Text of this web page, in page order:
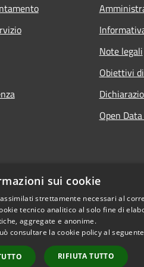
Note legali
Obiettivi
Open Data
sui cookie
strettamente necessari al
tecnico analitico al solo fine di
aggregate e anonime.
consultare la cookie policy al seguente
RIFIUTA TUTTO